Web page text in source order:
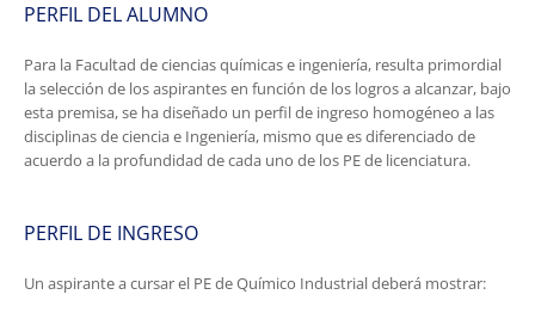
PERFIL DEL ALUMNO
Para la Facultad de ciencias químicas e ingeniería, resulta primordial
la selección de los aspirantes en función de los logros a alcanzar, bajo
esta premisa, se ha diseñado un perfil de ingreso homogéneo a las
disciplinas de ciencia e Ingeniería, mismo que es diferenciado de
acuerdo a la profundidad de cada uno de los PE de licenciatura.
PERFIL DE INGRESO
Un aspirante a cursar el PE de Químico Industrial deberá mostrar: